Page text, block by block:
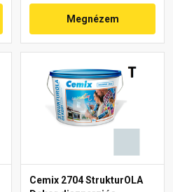
Megnézem
Cemix 2704 StrukturOLA